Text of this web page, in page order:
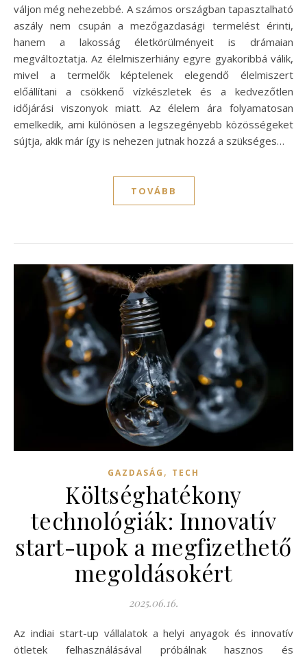
váljon még nehezebbé. A számos országban tapasztalható
aszály nem csupán a mezőgazdasági termelést érinti,
hanem a lakosság életkörülményeit is drámaian
megváltoztatja. Az élelmiszerhiány egyre gyakoribbá válik,
mivel a termelők képtelenek elegendő élelmiszert
előállítani a csökkenő vízkészletek és a kedvezőtlen
időjárási viszonyok miatt. Az élelem ára folyamatosan
emelkedik, ami különösen a legszegényebb közösségeket
sújtja, akik már így is nehezen jutnak hozzá a szükséges…
TOVÁBB
GAZDASÁG , TECH
Költséghatékony
technológiák: Innovatív
start-upok a megfizethető
megoldásokért
2025.06.16.
Az indiai start-up vállalatok a helyi anyagok és innovatív
ötletek felhasználásával próbálnak hasznos és